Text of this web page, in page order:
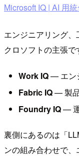
Microsoft IQ | AI 用
エンジニアリング
クロソフトの主張で
Work IQ— エン
Fabric IQ— 製品
Foundry IQ— 運
裏側にあるのは「
ンの組み合わせで